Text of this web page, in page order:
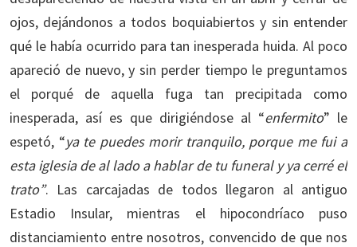
ojos, dejándonos a todos boquiabiertos y sin entender
qué le había ocurrido para tan inesperada huida. Al poco
apareció de nuevo, y sin perder tiempo le preguntamos
el porqué de aquella fuga tan precipitada como
inesperada, así es que dirigiéndose al “enfermito” le
espetó, “ya te puedes morir tranquilo, porque me fui a
esta iglesia de al lado a hablar de tu funeral y ya cerré el
trato”. Las carcajadas de todos llegaron al antiguo
Estadio Insular, mientras el hipocondríaco puso
distanciamiento entre nosotros, convencido de que nos